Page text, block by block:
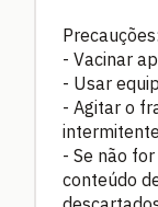
Precauções:
- Vacinar
- Usar
- Agitar o
- Se não
conteúdo